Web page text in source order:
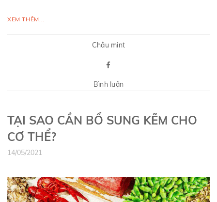
XEM THÊM...
Châu mint
Bình luận
TẠI SAO CẦN BỔ SUNG KẼM CHO
CƠ THỂ?
14/05/2021